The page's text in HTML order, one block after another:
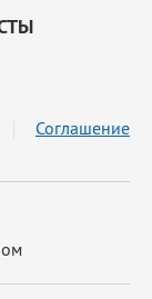
Соглашение